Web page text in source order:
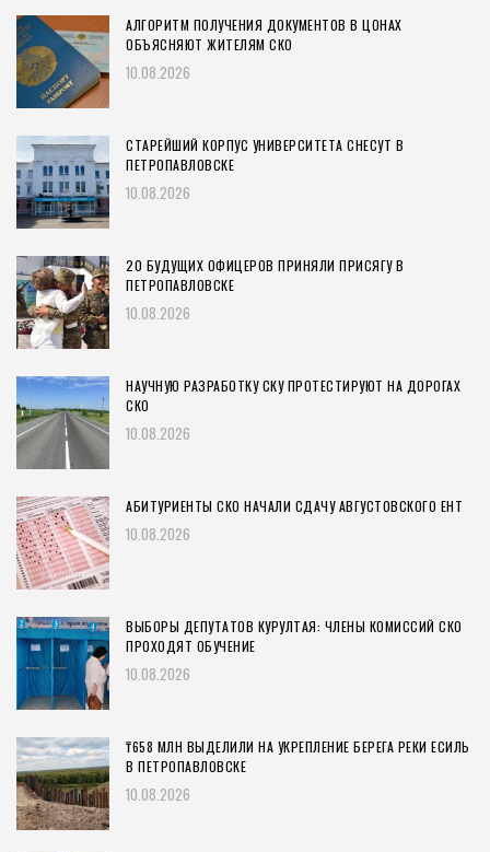
АЛГОРИТМ ПОЛУЧЕНИЯ ДОКУМЕНТОВ В ЦОНАХ
ОБЪЯСНЯЮТ ЖИТЕЛЯМ СКО
10.08.2026
СТАРЕЙШИЙ КОРПУС УНИВЕРСИТЕТА СНЕСУТ В
ПЕТРОПАВЛОВСКЕ
10.08.2026
20 БУДУЩИХ ОФИЦЕРОВ ПРИНЯЛИ ПРИСЯГУ В
ПЕТРОПАВЛОВСКЕ
10.08.2026
НАУЧНУЮ РАЗРАБОТКУ СКУ ПРОТЕСТИРУЮТ НА ДОРОГАХ
СКО
10.08.2026
АБИТУРИЕНТЫ СКО НАЧАЛИ СДАЧУ АВГУСТОВСКОГО ЕНТ
10.08.2026
ВЫБОРЫ ДЕПУТАТОВ КУРУЛТАЯ: ЧЛЕНЫ КОМИССИЙ СКО
ПРОХОДЯТ ОБУЧЕНИЕ
10.08.2026
₸658 МЛН ВЫДЕЛИЛИ НА УКРЕПЛЕНИЕ БЕРЕГА РЕКИ ЕСИЛЬ
В ПЕТРОПАВЛОВСКЕ
10.08.2026